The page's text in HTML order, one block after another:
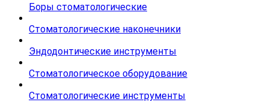
Боры стоматологические
Стоматологические наконечники
Эндодонтические инструменты
Стоматологическое оборудование
Стоматологические инструменты